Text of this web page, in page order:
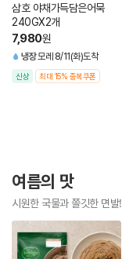
삼호 야채가득담은어묵
240GX2개
7,980원
냉장 모레 8/11(화)도착
신상 최대 15% 중복쿠폰
여름의 맛
시원한 국물과 쫄깃한 면발!